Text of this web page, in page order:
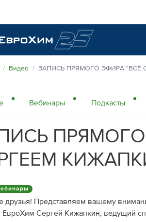
Видео ЗАПИСЬ ПРЯМОГО ЭФИРА "ВСЁ
Вебинары Подкасты
друзья! Представляем вашему
ЕвроХим Сергей Кижапкин, ведущий